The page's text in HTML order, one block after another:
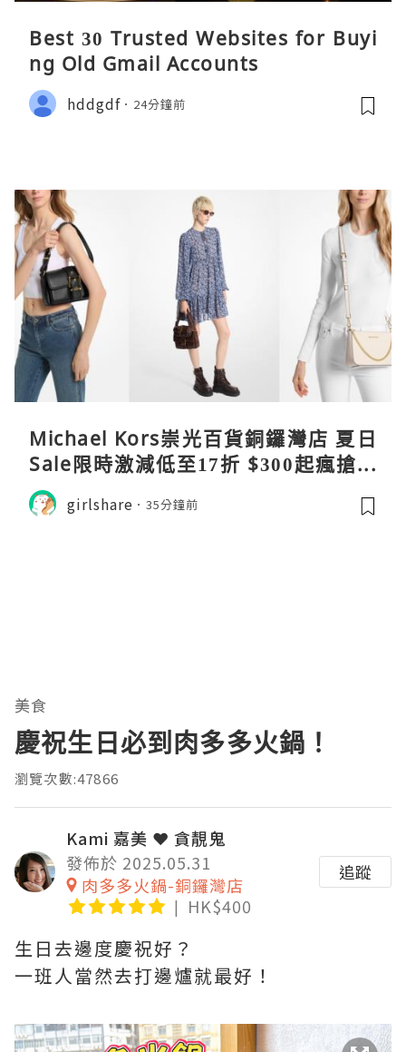
Best 30 Trusted Websites for Buyi
ng Old Gmail Accounts
hddgdf 24分鐘前
Michael Kors崇光百貨銅鑼灣店 夏日
Sale限時激減低至17折 $300起瘋搶爆
款手袋服飾
girlshare 35分鐘前
美食
慶祝生日必到肉多多火鍋！
瀏覽次數:47866
Kami 嘉美 ❤ 貪靚鬼
發佈於 2025.05.31
肉多多火鍋-銅鑼灣店
HK$400
追蹤
生日去邊度慶祝好？
一班人當然去打邊爐就最好！